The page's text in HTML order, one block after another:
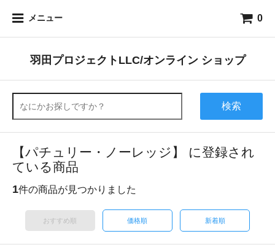
メニュー 0
羽田プロジェクトLLC/オンライン ショップ
検索
【パチュリー・ノーレッジ】 に登録され
ている商品
1件の商品が見つかりました
おすすめ順 価格順 新着順